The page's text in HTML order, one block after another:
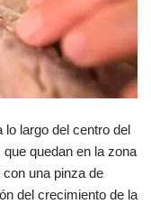
lo largo del centro del
quedan en la zona
una pinza de
del crecimiento de la